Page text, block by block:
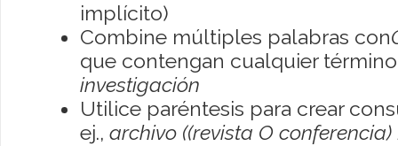
implícito)
Combine múltiples palabras con
que contengan cualquier
investigación
Utilice paréntesis para crear
ej., archivo ((revista O conferencia)